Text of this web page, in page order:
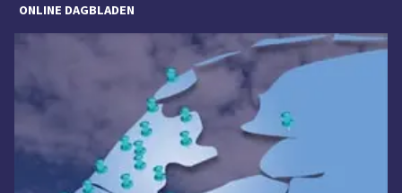
ONLINE DAGBLADEN